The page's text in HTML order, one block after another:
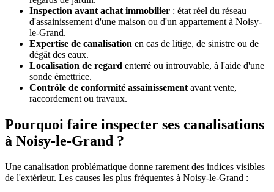
Inspection avant achat immobilier : état réel du réseau
d'assainissement d'une maison ou d'un appartement à Noisy-
le-Grand.
Expertise de canalisation en cas de litige, de sinistre ou de
dégât des eaux.
Localisation de regard enterré ou introuvable, à l'aide d'une
sonde émettrice.
Contrôle de conformité assainissement avant vente,
raccordement ou travaux.
Pourquoi faire inspecter ses canalisations
à Noisy-le-Grand ?
Une canalisation problématique donne rarement des indices visibles
de l'extérieur. Les causes les plus fréquentes à Noisy-le-Grand :